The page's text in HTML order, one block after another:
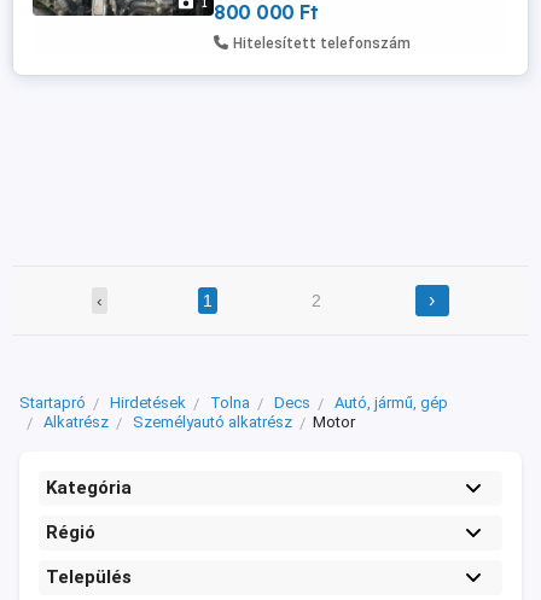
800 000 Ft
Hitelesített telefonszám
‹ 1 2 ›
Startapró Hirdetések Tolna Decs
Autó, jármű, gép
Alkatrész
Személyautó alkatrész Motor
Kategória
Régió
Település